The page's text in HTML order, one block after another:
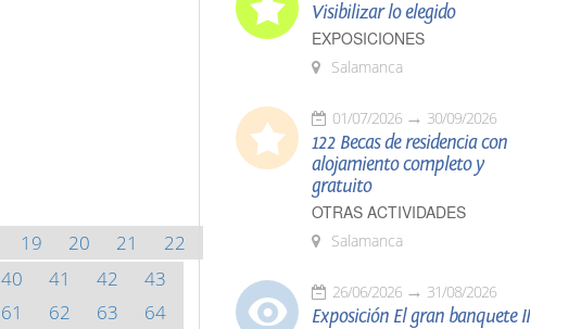
19 20 21
22
40 41 42
43
61 62 63
64
Visibilizar lo elegido
EXPOSICIONES
Salamanca
01/07/2026 30/09/2026
122 Becas de residencia con
alojamiento completo y
gratuito
OTRAS ACTIVIDADES
Salamanca
26/06/2026 31/08/2026
Exposición El gran banquete II